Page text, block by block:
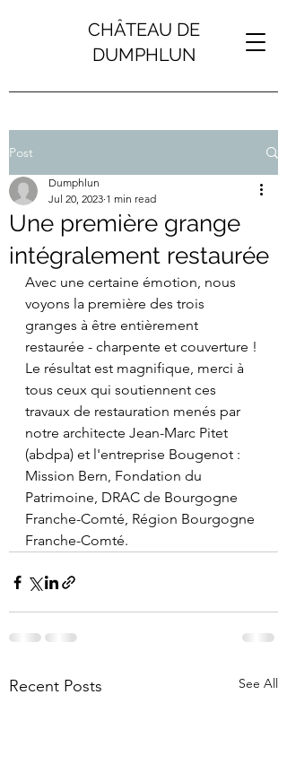
CHÂTEAU DE
DUMPHLUN
Post
Une première grange
intégralement restaurée
Dumphlun
Jul 20, 2023 1 min read
Avec une certaine émotion, nous
voyons la première des trois
granges à être entièrement
restaurée - charpente et couverture !
Le résultat est magnifique, merci à
tous ceux qui soutiennent ces
travaux de restauration menés par
notre architecte Jean-Marc Pitet
(abdpa) et l'entreprise Bougenot :
Mission Bern, Fondation du
Patrimoine, DRAC de Bourgogne
Franche-Comté, Région Bourgogne
Franche-Comté.
Recent Posts See All